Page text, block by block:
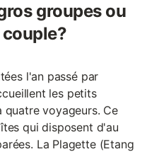
groupes ou
l'an passé par
les petits
voyageurs. Ce
qui disposent d'au
La Plagette (Etang